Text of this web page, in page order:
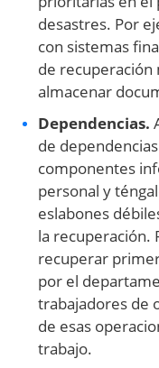
desastres. Por
con sistemas
de recuperación
almacenar
Dependencias.
de
componentes
personal y
eslabones
la recuperación.
recuperar
por el
trabajadores de
de esas
trabajo.